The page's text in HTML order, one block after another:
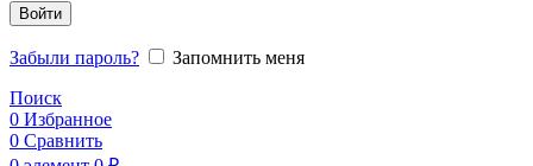
Войти
Забыли пароль?
Запомнить меня
Поиск
0 Избранное
0 Сравнить